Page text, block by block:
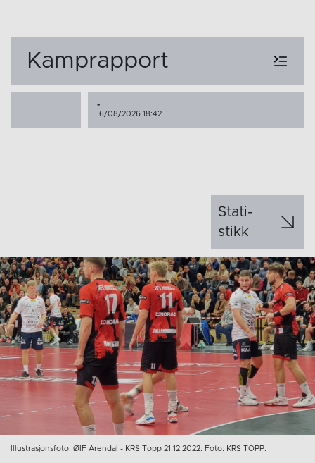
Kamprapport
-
6/08/2026 18:42
Stati­
stikk
Illustrasjonsfoto: ØIF Arendal - KRS Topp 21.12.2022. Foto: KRS TOPP.